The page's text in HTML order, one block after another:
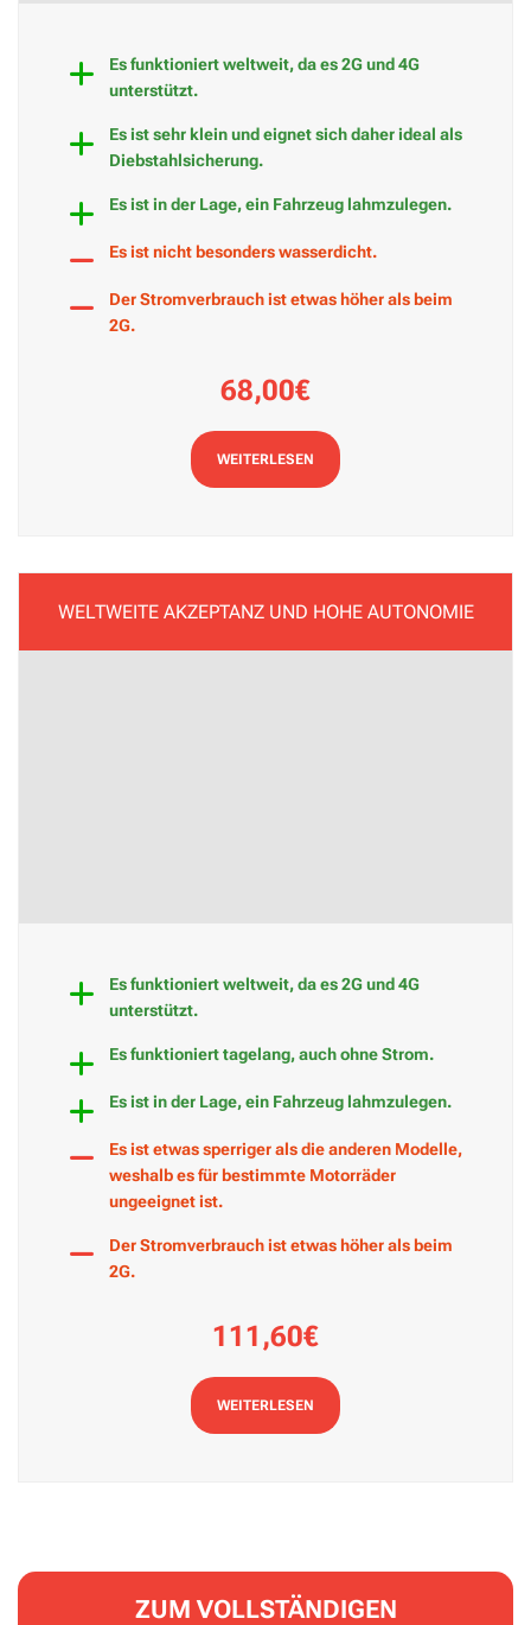
Es funktioniert weltweit, da es 2G und 4G
unterstützt.
Es ist sehr klein und eignet sich daher ideal als
Diebstahlsicherung.
Es ist in der Lage, ein Fahrzeug lahmzulegen.
Es ist nicht besonders wasserdicht.
Der Stromverbrauch ist etwas höher als beim
2G.
68,00€
WEITERLESEN
WELTWEITE AKZEPTANZ UND HOHE AUTONOMIE
Es funktioniert weltweit, da es 2G und 4G
unterstützt.
Es funktioniert tagelang, auch ohne Strom.
Es ist in der Lage, ein Fahrzeug lahmzulegen.
Es ist etwas sperriger als die anderen Modelle,
weshalb es für bestimmte Motorräder
ungeeignet ist.
Der Stromverbrauch ist etwas höher als beim
2G.
111,60€
WEITERLESEN
ZUM VOLLSTÄNDIGEN